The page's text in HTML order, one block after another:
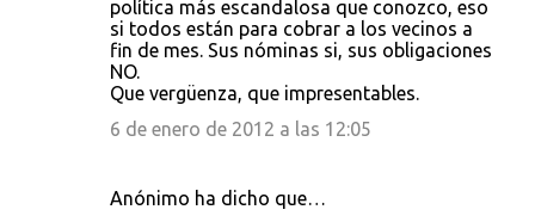
política más escandalosa que conozco, eso
si todos están para cobrar a los vecinos a
fin de mes. Sus nóminas si, sus obligaciones
NO.
Que vergüenza, que impresentables.
6 de enero de 2012 a las 12:05
Anónimo ha dicho que…